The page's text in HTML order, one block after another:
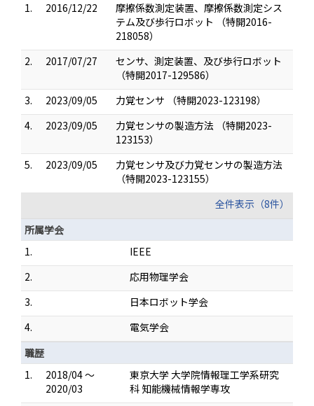
1.
2016/12/22
摩擦係数測定装置、摩擦係数測定シス
テム及び歩行ロボット （特開2016-
218058）
2.
2017/07/27
センサ、測定装置、及び歩行ロボット
（特開2017-129586）
3.
2023/09/05
力覚センサ （特開2023-123198）
4.
2023/09/05
力覚センサの製造方法 （特開2023-
123153）
5.
2023/09/05
力覚センサ及び力覚センサの製造方法
（特開2023-123155）
全件表示（8件）
所属学会
1.
IEEE
2.
応用物理学会
3.
日本ロボット学会
4.
電気学会
職歴
1.
2018/04 ～
2020/03
東京大学 大学院情報理工学系研究
科 知能機械情報学専攻